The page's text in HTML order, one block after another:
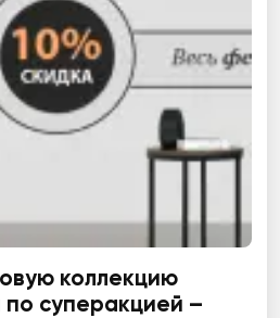
коллекцию
суперакцией –